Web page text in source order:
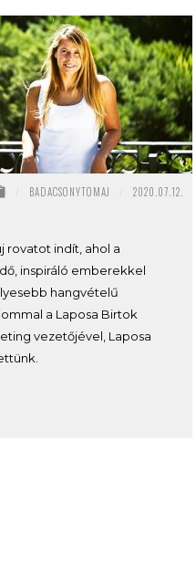
BADACSONYTOMAJ 2020.07.12.
rovatot indít, ahol a
inspiráló emberekkel
hangvételű
a Laposa Birtok
vezetőjével, Laposa